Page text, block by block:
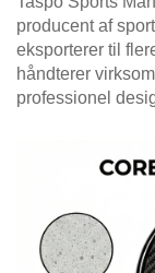
producent af
eksporterer til
håndterer
professionel